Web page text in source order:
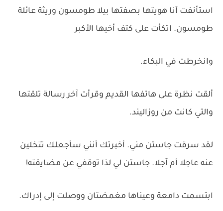
استأنفت آنا هويتها بصفتها بيلا طومسون وريثة عائلة
طومسون. اتكأت على كتف أخيها الأكبر
وانخرطت في البكاء.
ألقت نظرة على هاتفها القديم وقرأت آخر رسالة تلقتها
والتي كانت من روزاليند.
لقد سرقت جاستن مني. أخبرتك أنني سأجعلك تتخلين
عنه عاجلا أم آجلا. جاستن لي لذا توقفي عن مضايقته!
ابتسمت دامعة وعيناها مغمضتان ووصلت إلى إدراك.